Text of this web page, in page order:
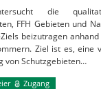
die
FFH Gebieten und
beizutragen
Ziel ist es, eine
von Schutzgebieten…
Zugang